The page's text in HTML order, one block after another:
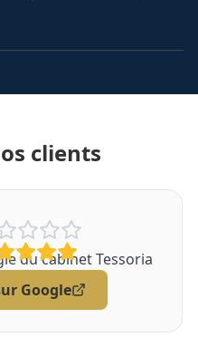
clients
du cabinet Tessoria
Google